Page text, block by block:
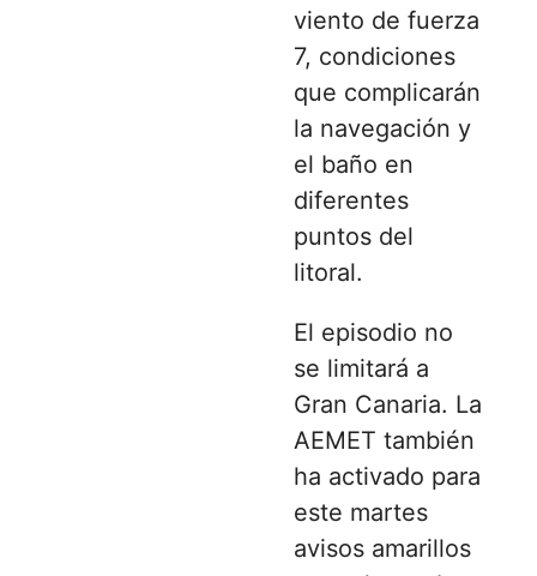
viento de fuerza
7, condiciones
que complicarán
la navegación y
el baño en
diferentes
puntos del
litoral.
El episodio no
se limitará a
Gran Canaria. La
AEMET también
ha activado para
este martes
avisos amarillos